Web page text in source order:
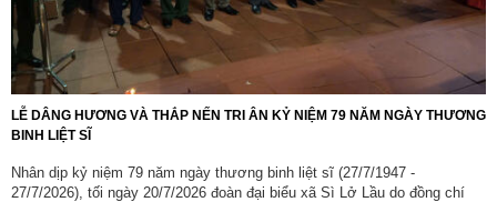
LỄ DÂNG HƯƠNG VÀ THẮP NẾN TRI ÂN KỶ NIỆM 79 NĂM NGÀY THƯƠNG
BINH LIỆT SĨ
Nhân dịp kỷ niệm 79 năm ngày thương binh liệt sĩ (27/7/1947 -
27/7/2026), tối ngày 20/7/2026 đoàn đại biểu xã Sì Lở Lầu do đồng chí